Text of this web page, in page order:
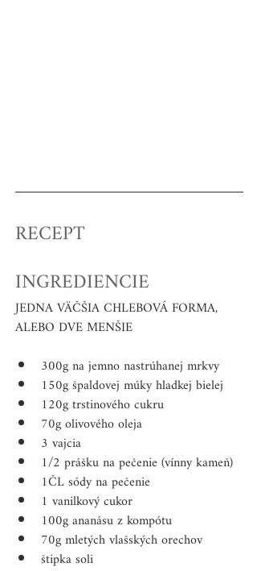
RECEPT
INGREDIENCIE
JEDNA VÄČŠIA CHLEBOVÁ FORMA,
ALEBO DVE MENŠIE
300g na jemno nastrúhanej mrkvy
150g špaldovej múky hladkej bielej
120g trstinového cukru
70g olivového oleja
3 vajcia
1/2 prášku na pečenie (vínny kameň)
1ČL sódy na pečenie
1 vanilkový cukor
100g ananásu z kompótu
70g mletých vlašských orechov
štipka soli